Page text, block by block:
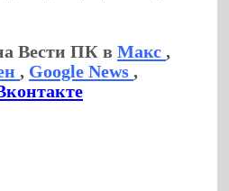
Вести ПК вМакс,
, Google News,